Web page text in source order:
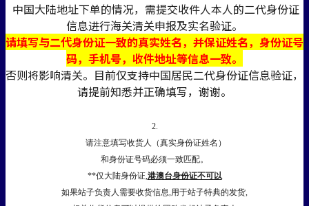
中国大陆地址下单的情况，需提交收件人本人的二代身份证
信息进行海关清关申报及实名验证。
请填写与二代身份证一致的真实姓名，并保证姓名，身份证号
码，手机号，收件地址等信息一致。
否则将影响清关。目前仅支持中国居民二代身份证信息验证，
请提前知悉并正确填写，谢谢。
2.
请注意填写收货人（真实身份证姓名）
和身份证号码必须一致匹配。
**仅大陆身份证,港澳台身份证不可以
如果站子负责人需要收货信息,用于站子特典的发货,